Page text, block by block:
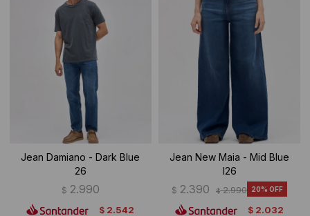
Jean Damiano - Dark Blue
26
$ 2.990
$ 2.542
Jean New Maia - Mid Blue
I26
$ 2.390 $ 2.990 20
$ 2.032